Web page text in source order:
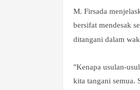
M. Firsada
bersifat mendesak
ditangani dalam
"Kenapa usulan-
kita tangani semua.